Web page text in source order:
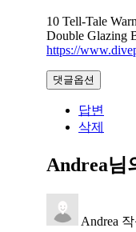
10 Tell-Tale
Double Glazing
https://
댓글옵션
답변
삭제
Andrea님
Andrea